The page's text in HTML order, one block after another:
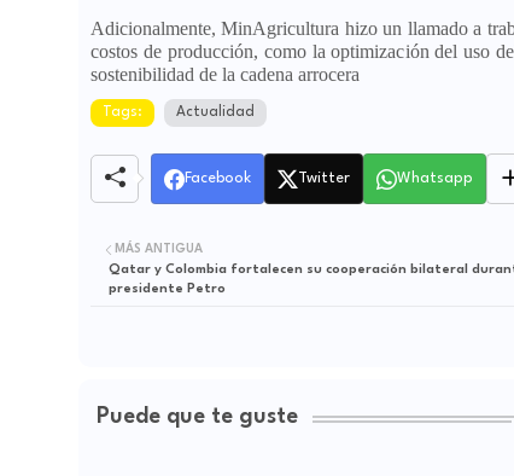
Adicionalmente, MinAgricultura hizo un llamado a
costos de producción, como la optimización del uso
sostenibilidad de la cadena arrocera
Tags: Actualidad
Facebook Twitter Whatsapp
MÁS ANTIGUA
Qatar y Colombia fortalecen su cooperación bilateral
presidente Petro
Puede que te guste